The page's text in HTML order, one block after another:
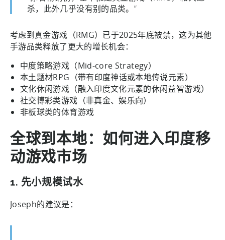
杀，此外几乎没有别的品类。”
考虑到真金游戏（RMG）已于2025年底被禁，这为其他
手游品类释放了更大的增长机会：
中度策略游戏（Mid-core Strategy）
本土题材RPG（带有印度神话或本地传说元素）
文化休闲游戏（融入印度文化元素的休闲益智游戏）
社交博彩类游戏（非真金、娱乐向）
非板球类的体育游戏
全球到本地：如何进入印度移
动游戏市场
1. 先小规模试水
Joseph的建议是：